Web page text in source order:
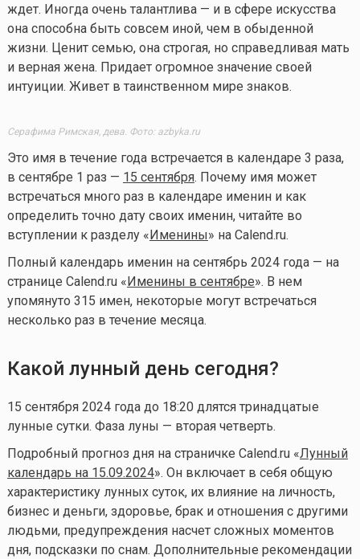
ждет. Иногда очень талантлива — и в сфере искусства
она способна быть совсем иной, чем в обыденной
жизни. Ценит семью, она строгая, но справедливая мать
и верная жена. Придает огромное значение своей
интуиции. Живет в таинственном мире знаков.
Серафима Римская, дева. Фото: azbyka.ru
Это имя в течение года встречается в календаре 3 раза,
в сентябре 1 раз — 15 сентября. Почему имя может
встречаться много раз в календаре именин и как
определить точно дату своих именин, читайте во
вступлении к разделу « Именины» на Calend.ru.
Полный календарь именин на сентябрь 2024 года — на
странице Calend.ru « Именины в сентябре». В нем
упомянуто 315 имен, некоторые могут встречаться
несколько раз в течение месяца.
Какой лунный день сегодня?
15 сентября 2024 года до 18:20 длятся тринадцатые
лунные сутки. Фаза луны — вторая четверть.
Подробный прогноз дня на страничке Calend.ru «Лунный
календарь на 15.09.2024». Он включает в себя общую
характеристику лунных суток, их влияние на личность,
бизнес и деньги, здоровье, брак и отношения с другими
людьми, предупреждения насчет сложных моментов
дня, подсказки по снам. Дополнительные рекомендации